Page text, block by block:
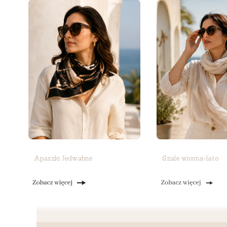
Apaszki Jedwabne Szale wiosna-lato